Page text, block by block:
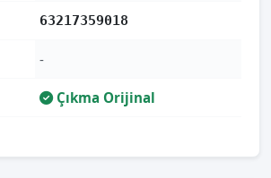
63217359018
-
Çıkma Orijinal